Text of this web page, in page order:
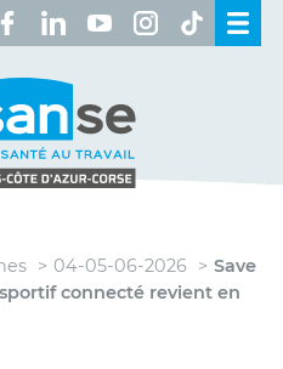
nous sur Facebook
Retrouvez-nous sur
Retrouvez-nous sur
Retrouvez-
04-05-06-2026
Save
connecté revient en